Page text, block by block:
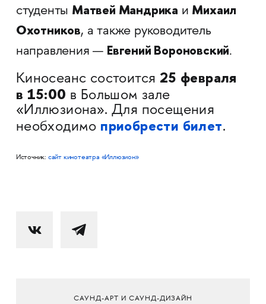
студенты Матвей Мандрика и Михаил
Охотников, а также руководитель
направления — Евгений Вороновский.
Киносеанс состоится 25 февраля
в 15:00 в Большом зале
«Иллюзиона». Для посещения
необходимо приобрести билет.
Источник: сайт кинотеатра «Иллюзион»
САУНД-АРТ И САУНД-ДИЗАЙН